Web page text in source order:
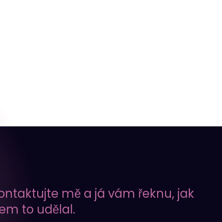
mě a já vám řeknu, jak
to udělal.